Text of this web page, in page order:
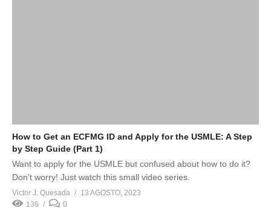
How to Get an ECFMG ID and Apply for the USMLE: A Step
by Step Guide (Part 1)
Want to apply for the USMLE but confused about how to do it?
Don’t worry! Just watch this small video series.
Victor J. Quesada
13 AGOSTO, 2023
136
0